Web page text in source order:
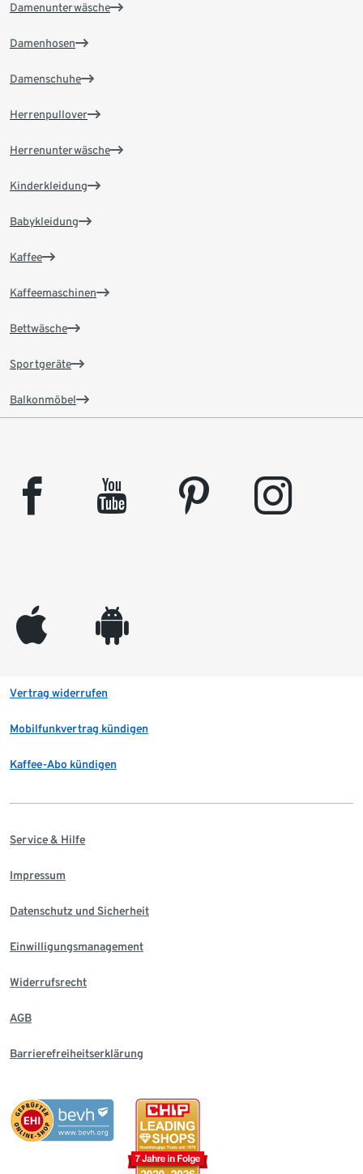
Damenunterwäsche
Damenhosen
Damenschuhe
Herrenpullover
Herrenunterwäsche
Kinderkleidung
Babykleidung
Kaffee
Kaffeemaschinen
Bettwäsche
Sportgeräte
Balkonmöbel
facebook youtube pinterest instagram
appleinc android
Vertrag widerrufen
Mobilfunkvertrag kündigen
Kaffee-Abo kündigen
Service & Hilfe
Impressum
Datenschutz und Sicherheit
Einwilligungsmanagement
Widerrufsrecht
AGB
Barrierefreiheitserklärung